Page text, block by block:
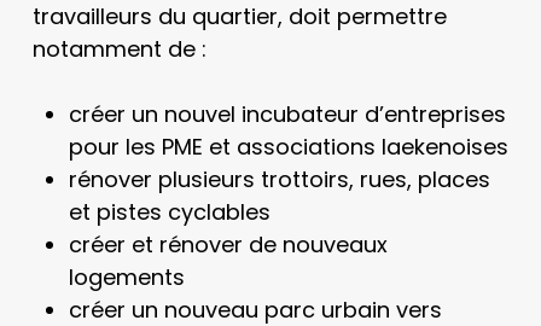
travailleurs du quartier, doit permettre
notamment de :
créer un nouvel incubateur d’entreprises
pour les PME et associations laekenoises
rénover plusieurs trottoirs, rues, places
et pistes cyclables
créer et rénover de nouveaux
logements
créer un nouveau parc urbain vers